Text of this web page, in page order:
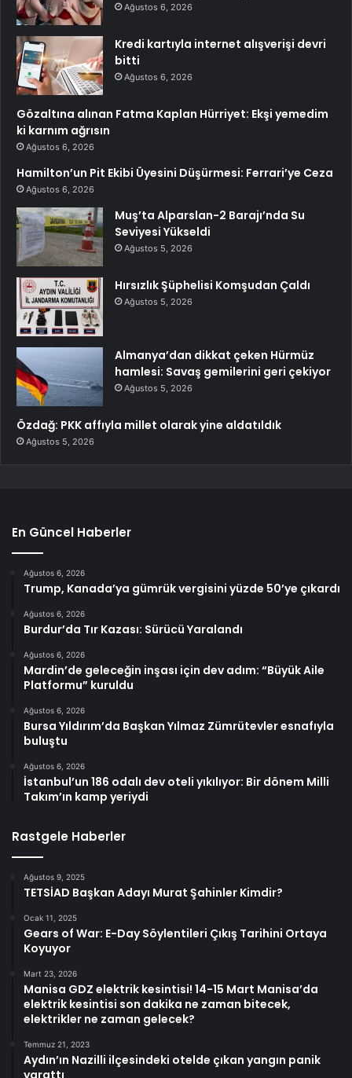
Ağustos 6, 2026
Kredi kartıyla internet alışverişi devri
bitti
Ağustos 6, 2026
Gözaltına alınan Fatma Kaplan Hürriyet: Ekşi yemedim
ki karnım ağrısın
Ağustos 6, 2026
Hamilton’un Pit Ekibi Üyesini Düşürmesi: Ferrari’ye Ceza
Ağustos 6, 2026
Muş’ta Alparslan-2 Barajı’nda Su
Seviyesi Yükseldi
Ağustos 5, 2026
Hırsızlık Şüphelisi Komşudan Çaldı
Ağustos 5, 2026
Almanya’dan dikkat çeken Hürmüz
hamlesi: Savaş gemilerini geri çekiyor
Ağustos 5, 2026
Özdağ: PKK affıyla millet olarak yine aldatıldık
Ağustos 5, 2026
En Güncel Haberler
Ağustos 6, 2026
Trump, Kanada’ya gümrük vergisini yüzde 50’ye çıkardı
Ağustos 6, 2026
Burdur’da Tır Kazası: Sürücü Yaralandı
Ağustos 6, 2026
Mardin’de geleceğin inşası için dev adım: “Büyük Aile
Platformu” kuruldu
Ağustos 6, 2026
Bursa Yıldırım’da Başkan Yılmaz Zümrütevler esnafıyla
buluştu
Ağustos 6, 2026
İstanbul’un 186 odalı dev oteli yıkılıyor: Bir dönem Milli
Takım’ın kamp yeriydi
Rastgele Haberler
Ağustos 9, 2025
TETSİAD Başkan Adayı Murat Şahinler Kimdir?
Ocak 11, 2025
Gears of War: E-Day Söylentileri Çıkış Tarihini Ortaya
Koyuyor
Mart 23, 2026
Manisa GDZ elektrik kesintisi! 14-15 Mart Manisa’da
elektrik kesintisi son dakika ne zaman bitecek,
elektrikler ne zaman gelecek?
Temmuz 21, 2023
Aydın’ın Nazilli ilçesindeki otelde çıkan yangın panik